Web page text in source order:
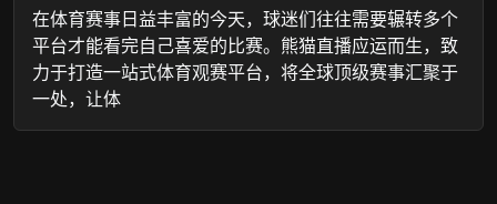
在体育赛事日益丰富的今天，球迷们往往需要辗转多个
平台才能看完自己喜爱的比赛。熊猫直播应运而生，致
力于打造一站式体育观赛平台，将全球顶级赛事汇聚于
一处，让体